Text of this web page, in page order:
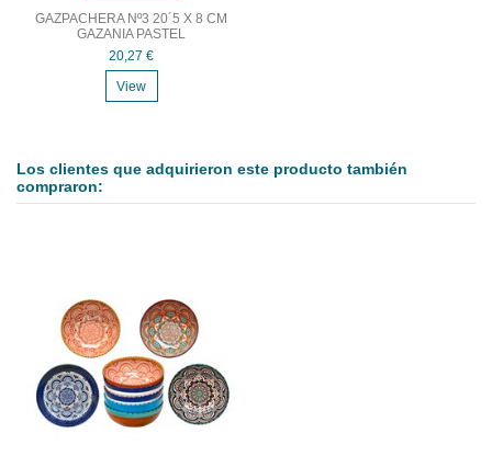
GAZPACHERA Nº3 20´5 X 8 CM
GAZANIA PASTEL
20,27 €
View
Los clientes que adquirieron este producto también
compraron: